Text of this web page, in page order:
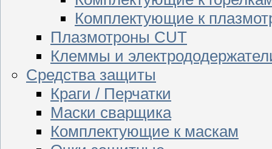
Комплектующие к
Плазмотроны CUT
Клеммы и
Средства защиты
Краги / Перчатки
Маски сварщика
Комплектующие к маскам